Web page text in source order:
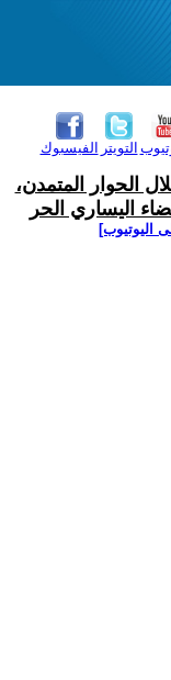
الفيسبوك التويتر
الحوار المتمدن،
اليساري الحر
اليوتيوب]